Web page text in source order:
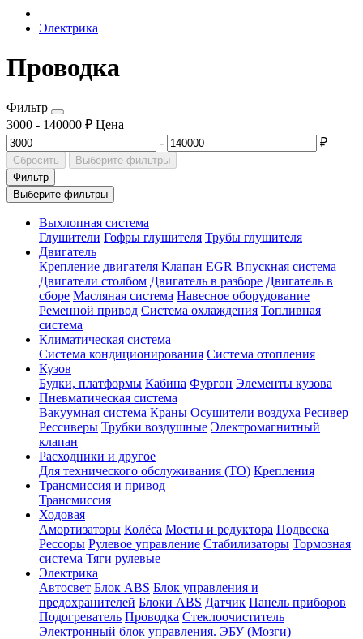
Электрика
Проводка
Фильтр
3000 - 140000 ₽ Цена
-
₽
Сбросить
Выберите фильтры
Фильтр
Выберите фильтры
Выхлопная система
Глушители Гофры глушителя Трубы глушителя
Двигатель
Крепление двигателя Клапан EGR Впускная система
Двигатели столбом Двигатель в разборе Двигатель в
сборе Масляная система Навесное оборудование
Ременной привод Система охлаждения Топливная
система
Климатическая система
Система кондиционирования Система отопления
Кузов
Будки, платформы Кабина Фургон Элементы кузова
Пневматическая система
Вакуумная система Краны Осушители воздуха Ресивер
Рессиверы Трубки воздушные Электромагнитный
клапан
Расходники и другое
Для технического обслуживания (ТО) Крепления
Трансмиссия и привод
Трансмиссия
Ходовая
Амортизаторы Колёса Мосты и редуктора Подвеска
Рессоры Рулевое управление Стабилизаторы Тормозная
система Тяги рулевые
Электрика
Автосвет Блок ABS Блок управления и
предохранителей Блоки ABS Датчик Панель приборов
Подогреватель Проводка Стеклоочиститель
Электронный блок управления. ЭБУ (Мозги)